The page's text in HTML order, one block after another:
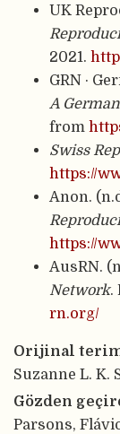
UK
2021.
GRN ·
A
from
Swiss
https://
Anon.
https://
AusRN.
Network.
rn.org/
Orijinal
Suzanne L. K.
Gözden
Parsons,